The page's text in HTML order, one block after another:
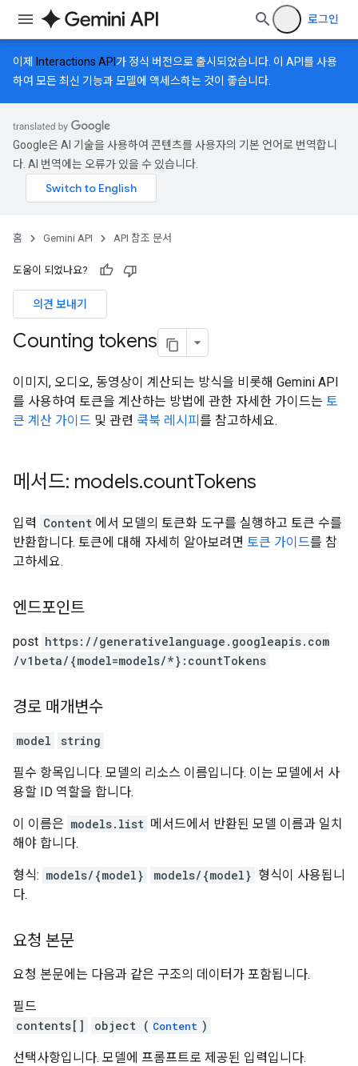
로그인
이제 Interactions API 가 정식 버전으로 출시되었습니다. 이 API를 사용
하여 모든 최신 기능과 모델에 액세스하는 것이 좋습니다.
Google은 AI 기술을 사용하여 콘텐츠를 사용자의 기본 언어로 번역합니
다. AI 번역에는 오류가 있을 수 있습니다.
홈 Gemini API API 참조 문서
도움이 되었나요?
의견 보내기
Counting tokens
이미지, 오디오, 동영상이 계산되는 방식을 비롯해 Gemini API
를 사용하여 토큰을 계산하는 방법에 관한 자세한 가이드는 토
큰 계산 가이드 및 관련 쿡북 레시피 를 참고하세요.
메서드: models.countTokens
입력 Content 에서 모델의 토큰화 도구를 실행하고 토큰 수를
반환합니다. 토큰에 대해 자세히 알아보려면 토큰 가이드를 참
고하세요.
엔드포인트
post https: / /generativelanguage.googleapis.com
/v1beta/{model=models/*}:countTokens
경로 매개변수
model string
필수 항목입니다. 모델의 리소스 이름입니다. 이는 모델에서 사
용할 ID 역할을 합니다.
이 이름은 models.list 메서드에서 반환된 모델 이름과 일치
해야 합니다.
형식: models/{model} models/{model} 형식이 사용됩니
다.
요청 본문
요청 본문에는 다음과 같은 구조의 데이터가 포함됩니다.
필드
contents[]
object ( Content )
선택사항입니다. 모델에 프롬프트로 제공된 입력입니다.